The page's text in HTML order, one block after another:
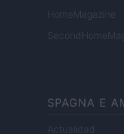
HomeMagazine
SPAGNA E
Actualidad